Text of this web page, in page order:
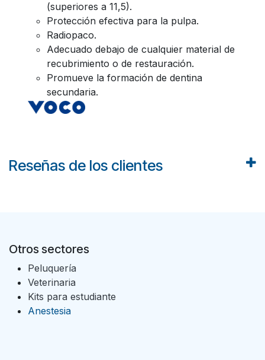
(superiores a 11,5).
Protección efectiva para la pulpa.
Radiopaco.
Adecuado debajo de cualquier material de
recubrimiento o de restauración.
Promueve la formación de dentina
secundaria.
Reseñas de los clientes
Otros sectores
Peluquería
Veterinaria
Kits para estudiante
Anestesia